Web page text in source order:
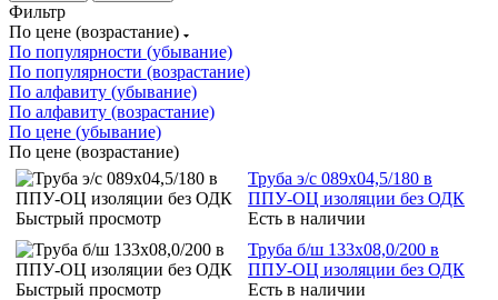
Фильтр
По цене (возрастание)
По популярности (убывание)
По популярности (возрастание)
По алфавиту (убывание)
По алфавиту (возрастание)
По цене (убывание)
По цене (возрастание)
Быстрый просмотр
Труба э/с 089х04,5/180 в
ППУ-ОЦ изоляции без ОДК
Есть в наличии
Быстрый просмотр
Труба б/ш 133х08,0/200 в
ППУ-ОЦ изоляции без ОДК
Есть в наличии